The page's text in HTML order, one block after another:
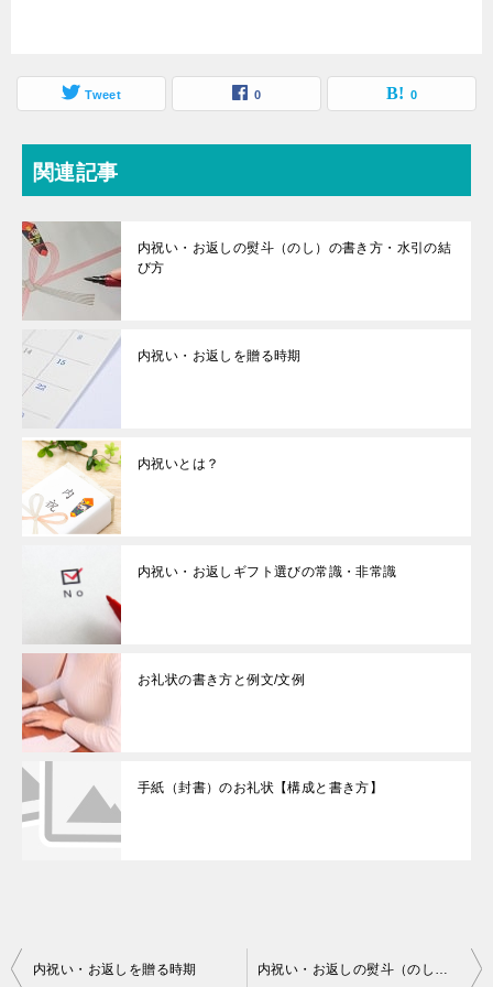
Tweet 0 0
関連記事
内祝い・お返しの熨斗（のし）の書き方・水引の結
び方
内祝い・お返しを贈る時期
内祝いとは？
内祝い・お返しギフト選びの常識・非常識
お礼状の書き方と例文/文例
手紙（封書）のお礼状【構成と書き方】
投
内祝い・お返しを贈る時期 内祝い・お返しの熨斗（のし）の書き方・水引の結び方